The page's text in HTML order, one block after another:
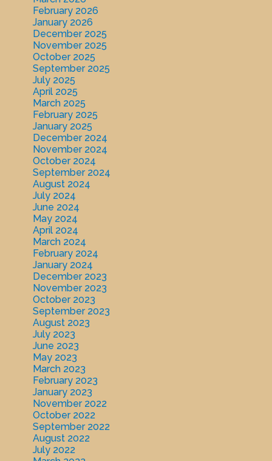
February 2026
January 2026
December 2025
November 2025
October 2025
September 2025
July 2025
April 2025
March 2025
February 2025
January 2025
December 2024
November 2024
October 2024
September 2024
August 2024
July 2024
June 2024
May 2024
April 2024
March 2024
February 2024
January 2024
December 2023
November 2023
October 2023
September 2023
August 2023
July 2023
June 2023
May 2023
March 2023
February 2023
January 2023
November 2022
October 2022
September 2022
August 2022
July 2022